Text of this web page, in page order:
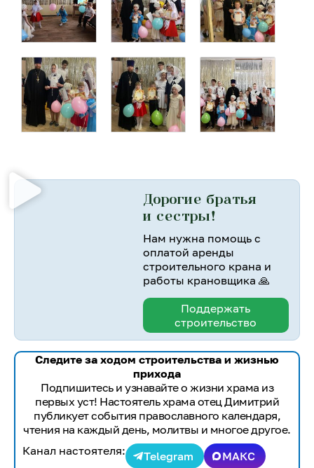
Дорогие братья
и сестры!
Нам нужна помощь с
оплатой аренды
строительного крана и
работы крановщика 🙏
Поддержать
строительство
Следите за ходом строительства и жизнью
прихода
Подпишитесь и узнавайте о жизни храма из
первых уст! Настоятель храма отец Димитрий
публикует события православного календаря,
чтения на каждый день, молитвы и многое другое.
Канал настоятеля:
Telegram
МАКС